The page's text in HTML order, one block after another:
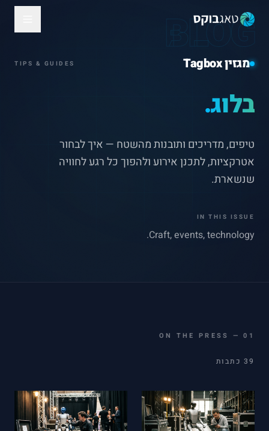
BLOG
מגזין Tagbox TIPS & GUIDES
בלוג.
טיפים, מדריכים ותובנות מהשטח — איך לבחור
אטרקציות, לתכנן אירוע ולהפוך כל רגע לחוויה
שנשארת.
IN THIS ISSUE
Craft, events, technology.
01
—
ON THE PRESS
39 כתבות